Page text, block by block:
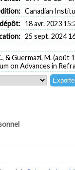
Canadian
18 avr. 2023
25 sept. 2024
& Guermazi, M. (août
on Advances in